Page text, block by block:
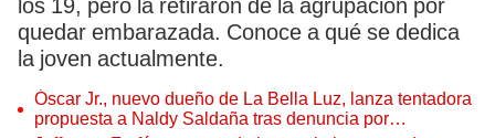
los 19, pero la retiraron de la agrupación por
quedar embarazada. Conoce a qué se dedica
la joven actualmente.
Óscar Jr., nuevo dueño de La Bella Luz, lanza tentadora
propuesta a Naldy Saldaña tras denuncia por